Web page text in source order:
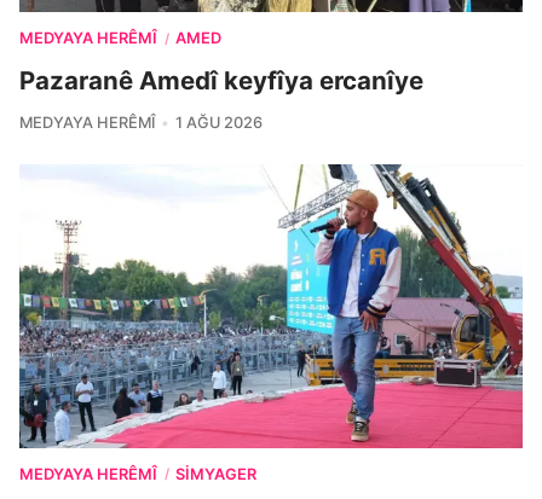
MEDYAYA HERÊMÎ / AMED
Pazaranê Amedî keyfîya ercanîye
MEDYAYA HERÊMÎ 1 AĞU 2026
MEDYAYA HERÊMÎ / SIMYAGER